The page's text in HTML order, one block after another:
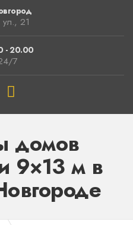
21
- 20.00
7
домов
9×13 м в